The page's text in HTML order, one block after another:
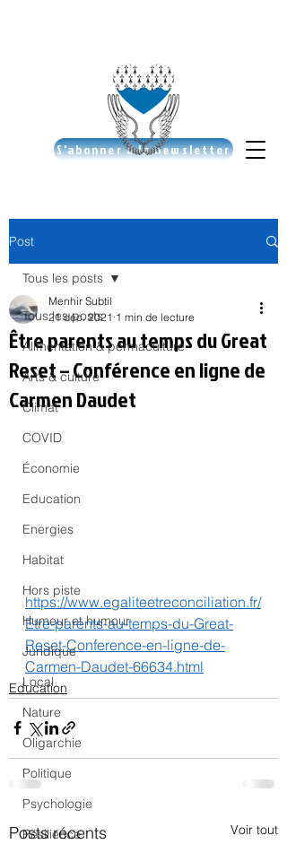
S'abonner à la newsletter
Post
Tous les posts
Alimentation & permaculture
Arts & culture
Climat
COVID
Économie
Education
Energies
Habitat
Hors piste
Humeur et humour
Juridique
Local
Nature
Oligarchie
Politique
Psychologie
Résilience
Tous les posts
Être parents au temps du Great
Reset – Conférence en ligne de
Carmen Daudet
Menhir Subtil
21 déc. 2021 1 min de lecture
https://www.egaliteetreconciliation.fr/
Etre-parents-au-temps-du-Great-
Reset-Conference-en-ligne-de-
Carmen-Daudet-66634.html
Education
Posts récents Voir tout